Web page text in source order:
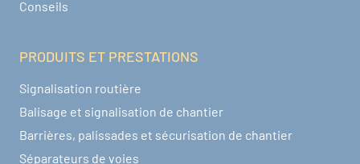
Conseils
PRODUITS ET PRESTATIONS
Signalisation routière
Balisage et signalisation de chantier
Barrières, palissades et sécurisation de chantier
Séparateurs de voies